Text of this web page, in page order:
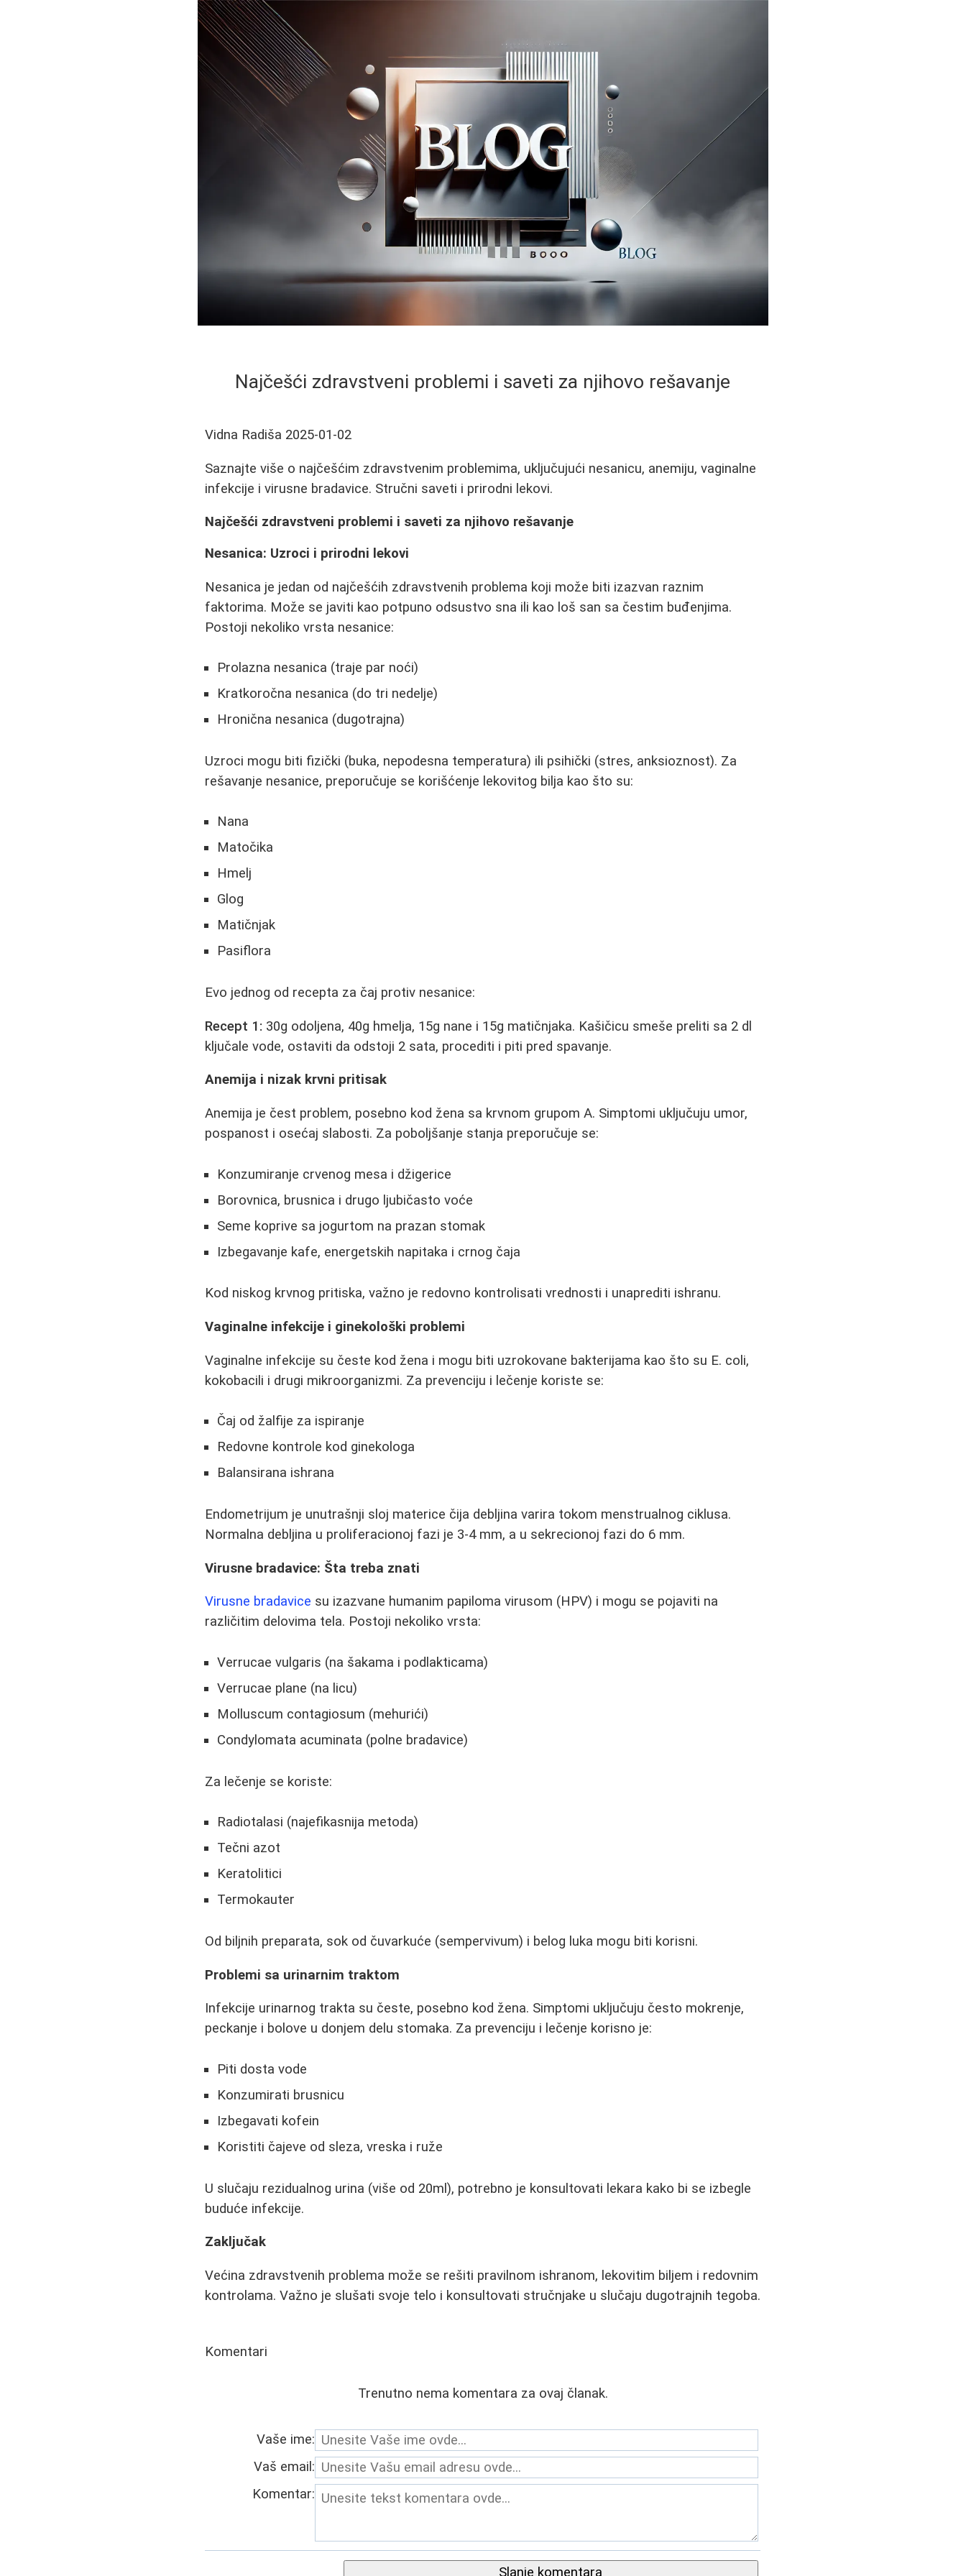
Najčešći zdravstveni problemi i saveti za njihovo rešavanje
Vidna Radiša 2025-01-02
Saznajte više o najčešćim zdravstvenim problemima, uključujući nesanicu, anemiju, vaginalne
infekcije i virusne bradavice. Stručni saveti i prirodni lekovi.
Najčešći zdravstveni problemi i saveti za njihovo rešavanje
Nesanica: Uzroci i prirodni lekovi
Nesanica je jedan od najčešćih zdravstvenih problema koji može biti izazvan raznim
faktorima. Može se javiti kao potpuno odsustvo sna ili kao loš san sa čestim buđenjima.
Postoji nekoliko vrsta nesanice:
Prolazna nesanica (traje par noći)
Kratkoročna nesanica (do tri nedelje)
Hronična nesanica (dugotrajna)
Uzroci mogu biti fizički (buka, nepodesna temperatura) ili psihički (stres, anksioznost). Za
rešavanje nesanice, preporučuje se korišćenje lekovitog bilja kao što su:
Nana
Matočika
Hmelj
Glog
Matičnjak
Pasiflora
Evo jednog od recepta za čaj protiv nesanice:
Recept 1: 30g odoljena, 40g hmelja, 15g nane i 15g matičnjaka. Kašičicu smeše preliti sa 2 dl
ključale vode, ostaviti da odstoji 2 sata, procediti i piti pred spavanje.
Anemija i nizak krvni pritisak
Anemija je čest problem, posebno kod žena sa krvnom grupom A. Simptomi uključuju umor,
pospanost i osećaj slabosti. Za poboljšanje stanja preporučuje se:
Konzumiranje crvenog mesa i džigerice
Borovnica, brusnica i drugo ljubičasto voće
Seme koprive sa jogurtom na prazan stomak
Izbegavanje kafe, energetskih napitaka i crnog čaja
Kod niskog krvnog pritiska, važno je redovno kontrolisati vrednosti i unaprediti ishranu.
Vaginalne infekcije i ginekološki problemi
Vaginalne infekcije su česte kod žena i mogu biti uzrokovane bakterijama kao što su E. coli,
kokobacili i drugi mikroorganizmi. Za prevenciju i lečenje koriste se:
Čaj od žalfije za ispiranje
Redovne kontrole kod ginekologa
Balansirana ishrana
Endometrijum je unutrašnji sloj materice čija debljina varira tokom menstrualnog ciklusa.
Normalna debljina u proliferacionoj fazi je 3-4 mm, a u sekrecionoj fazi do 6 mm.
Virusne bradavice: Šta treba znati
Virusne bradavice su izazvane humanim papiloma virusom (HPV) i mogu se pojaviti na
različitim delovima tela. Postoji nekoliko vrsta:
Verrucae vulgaris (na šakama i podlakticama)
Verrucae plane (na licu)
Molluscum contagiosum (mehurići)
Condylomata acuminata (polne bradavice)
Za lečenje se koriste:
Radiotalasi (najefikasnija metoda)
Tečni azot
Keratolitici
Termokauter
Od biljnih preparata, sok od čuvarkuće (sempervivum) i belog luka mogu biti korisni.
Problemi sa urinarnim traktom
Infekcije urinarnog trakta su česte, posebno kod žena. Simptomi uključuju često mokrenje,
peckanje i bolove u donjem delu stomaka. Za prevenciju i lečenje korisno je:
Piti dosta vode
Konzumirati brusnicu
Izbegavati kofein
Koristiti čajeve od sleza, vreska i ruže
U slučaju rezidualnog urina (više od 20ml), potrebno je konsultovati lekara kako bi se izbegle
buduće infekcije.
Zaključak
Većina zdravstvenih problema može se rešiti pravilnom ishranom, lekovitim biljem i redovnim
kontrolama. Važno je slušati svoje telo i konsultovati stručnjake u slučaju dugotrajnih tegoba.
Komentari
Trenutno nema komentara za ovaj članak.
Vaše ime:
Vaš email:
Komentar:
Slanje komentara